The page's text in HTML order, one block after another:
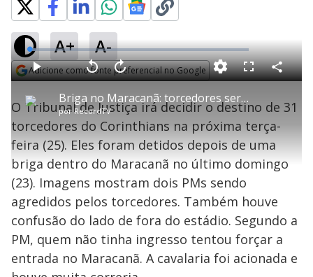
A+ A-
Adicione como fonte preferencial no Google
P
l
a
y
Briga no Maracanã: torcedores serão julgados na próxima terça-feira (25)
por RecordTV
P V
t
a
r
0
e
g
n
d
A
n
ç
a
1
s
e
u
n
o
s
M
u
d
o
L
o
a
d
e
:
2
.
9
6
%
F
s
c
e
n
C
o
a
r
i
O Tribunal de Justiça irá decidir o destino de 31
torcedores do Corinthians na próxima terça-
feira (25). Eles foram detidos depois de uma
briga dentro do Maracanã no último domingo
(23). Imagens mostram dois PMs sendo
agredidos pelos torcedores. Também houve
confusão do lado de fora do estádio. Segundo a
PM, quem não tinha ingresso tentou forçar a
entrada no Maracanã. A cavalaria foi acionada e